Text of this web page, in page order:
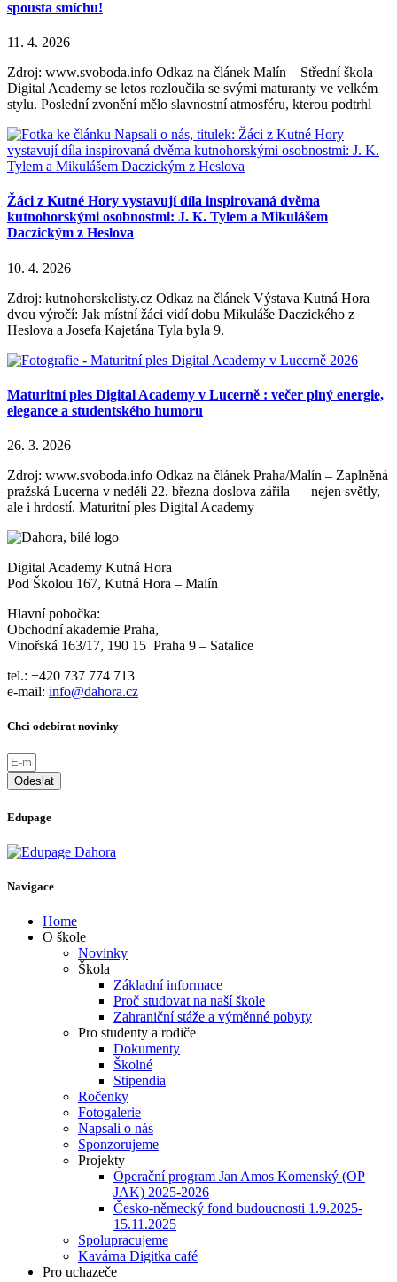
spousta smíchu!
11. 4. 2026
Zdroj: www.svoboda.info Odkaz na článek Malín – Střední škola
Digital Academy se letos rozloučila se svými maturanty ve velkém
stylu. Poslední zvonění mělo slavnostní atmosféru, kterou podtrhl
Žáci z Kutné Hory vystavují díla inspirovaná dvěma
kutnohorskými osobnostmi: J. K. Tylem a Mikulášem
Daczickým z Heslova
10. 4. 2026
Zdroj: kutnohorskelisty.cz Odkaz na článek Výstava Kutná Hora
dvou výročí: Jak místní žáci vidí dobu Mikuláše Daczického z
Heslova a Josefa Kajetána Tyla byla 9.
Maturitní ples Digital Academy v Lucerně : večer plný energie,
elegance a studentského humoru
26. 3. 2026
Zdroj: www.svoboda.info Odkaz na článek Praha/Malín – Zaplněná
pražská Lucerna v neděli 22. března doslova zářila — nejen světly,
ale i hrdostí. Maturitní ples Digital Academy
Digital Academy Kutná Hora
Pod Školou 167, Kutná Hora – Malín
Hlavní pobočka:
Obchodní akademie Praha,
Vinořská 163/17, 190 15 Praha 9 – Satalice
tel.: +420 737 774 713
e-mail: info@dahora.cz
Chci odebírat novinky
Odeslat
Edupage
Navigace
Home
O škole
Novinky
Škola
Základní informace
Proč studovat na naší škole
Zahraniční stáže a výměnné pobyty
Pro studenty a rodiče
Dokumenty
Školné
Stipendia
Ročenky
Fotogalerie
Napsali o nás
Sponzorujeme
Projekty
Operační program Jan Amos Komenský (OP
JAK) 2025-2026
Česko-německý fond budoucnosti 1.9.2025-
15.11.2025
Spolupracujeme
Kavárna Digitka café
Pro uchazeče